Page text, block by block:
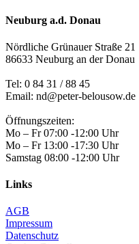
Neuburg a.d. Donau
Nördliche Grünauer Straße 21
86633 Neuburg an der Donau
Tel: 0 84 31 / 88 45
Email: nd@peter-belousow.de
Öffnungszeiten:
Mo – Fr 07:00 -12:00 Uhr
Mo – Fr 13:00 -17:30 Uhr
Samstag 08:00 -12:00 Uhr
Links
AGB
Impressum
Datenschutz